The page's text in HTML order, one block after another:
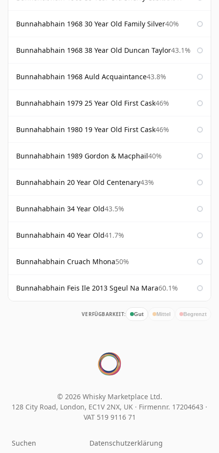
Bunnahabhain 1968 30 Year Old Family Silver40%
Bunnahabhain 1968 38 Year Old Duncan Taylor43.1%
Bunnahabhain 1968 Auld Acquaintance43.8%
Bunnahabhain 1979 25 Year Old First Cask46%
Bunnahabhain 1980 19 Year Old First Cask46%
Bunnahabhain 1989 Gordon & Macphail40%
Bunnahabhain 20 Year Old Centenary43%
Bunnahabhain 34 Year Old43.5%
Bunnahabhain 40 Year Old41.7%
Bunnahabhain Cruach Mhona50%
Bunnahabhain Feis Ile 2013 Sgeul Na Mara60.1%
VERFÜGBARKEIT: Gut Mittel Begrenzt
© 2026 Whisky Marketplace Ltd.
128 City Road, London, EC1V 2NX, UK · Firmennr. 17204643 ·
VAT 519 9116 71
Suchen Datenschutzerklärung